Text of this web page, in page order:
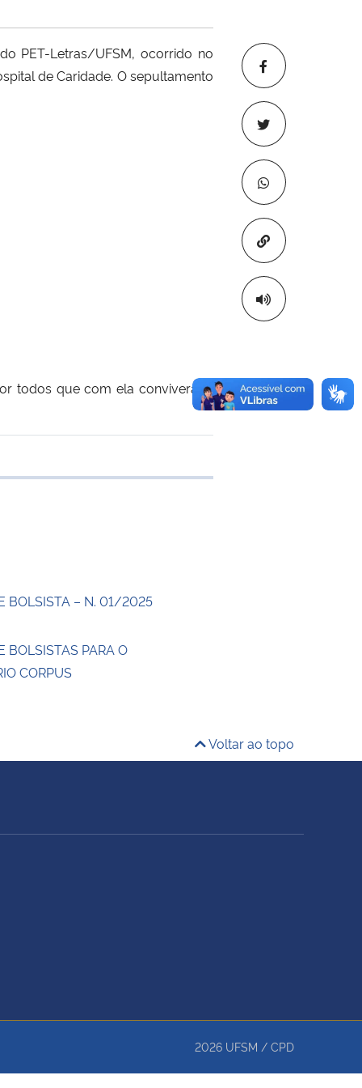
Copiar para
PET-Letras/UFSM, ocorrido no
de Caridade. O sepultamento
todos que com ela conviveram,
BOLSISTA – N. 01/2025
BOLSISTAS PARA O
CORPUS
Voltar ao topo
2026 UFSM / CPD